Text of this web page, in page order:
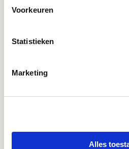
Voorkeuren
Statistieken
Marketing
Alles
Wij reageren binnen 1
Direct in contact met één
9.4